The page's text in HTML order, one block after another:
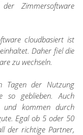
Zimmersoftware
cloudbasiert ist
Daher fiel die
zu wechseln.
Tagen der Nutzung
geblieben. Auch
und kommen durch
Egal ob 5 oder 50
der richtige Partner,